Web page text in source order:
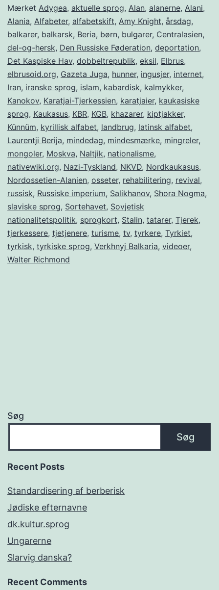
marts
Mærket Adygea, aktuelle sprog, Alan, alanerne, Alani,
Alania, Alfabeter, alfabetskift, Amy Knight, årsdag,
balkarer, balkarsk, Beria, børn, bulgarer, Centralasien,
del-og-hersk, Den Russiske Føderation, deportation,
Det Kaspiske Hav, dobbeltrepublik, eksil, Elbrus,
elbrusoid.org, Gazeta Juga, hunner, ingusjer, internet,
Iran, iranske sprog, islam, kabardisk, kalmykker,
Kanokov, Karatjai-Tjerkessien, karatjaier, kaukasiske
sprog, Kaukasus, KBR, KGB, khazarer, kiptjakker,
Künnüm, kyrillisk alfabet, landbrug, latinsk alfabet,
Laurentji Berija, mindedag, mindesmærke, mingreler,
mongoler, Moskva, Naltjik, nationalisme,
nativewiki.org, Nazi-Tyskland, NKVD, Nordkaukasus,
Nordossetien-Alanien, osseter, rehabilitering, revival,
russisk, Russiske imperium, Salikhanov, Shora Nogma,
slaviske sprog, Sortehavet, Sovjetisk
nationalitetspolitik, sprogkort, Stalin, tatarer, Tjerek,
tjerkessere, tjetjenere, turisme, tv, tyrkere, Tyrkiet,
tyrkisk, tyrkiske sprog, Verkhnyj Balkaria, videoer,
Walter Richmond
Søg
Søg
Recent Posts
Standardisering af berberisk
Jødiske efternavne
dk.kultur.sprog
Ungarerne
Slarvig danska?
Recent Comments